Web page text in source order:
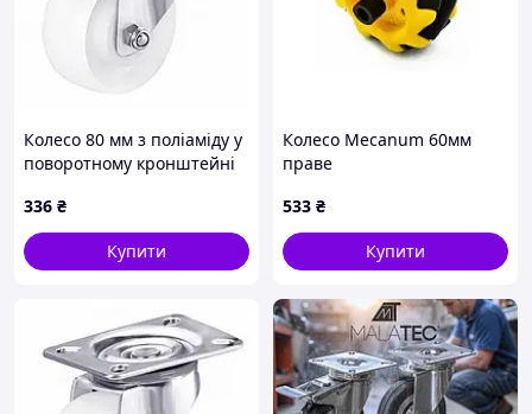
Колесо 80 мм з поліаміду у
поворотному кронштейні
кг)
336 ₴
Купити
Колесо Mecanum 60мм
праве
533 ₴
Купити